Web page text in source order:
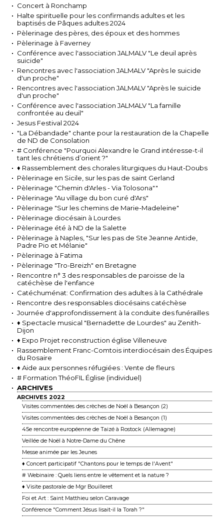
Concert à Ronchamp
Halte spirituelle pour les confirmands adultes et les
baptisés de Pâques adultes 2024
Pèlerinage des pères, des époux et des hommes
Pèlerinage à Faverney
Conférence avec l'association JALMALV "Le deuil après
suicide"
Rencontres avec l'association JALMALV "Après le suicide
d'un proche"
Rencontres avec l'association JALMALV "Après le suicide
d'un proche"
Conférence avec l'association JALMALV "La famille
confrontée au deuil"
Jesus Festival 2024
"La Débandade" chante pour la restauration de la Chapelle
de ND de Consolation
# Conférence "Pourquoi Alexandre le Grand intéresse-t-il
tant les chrétiens d’orient ?"
♦ Rassemblement des chorales liturgiques du Haut-Doubs
Pèlerinage en Sicile, sur les pas de saint Gerland
Pèlerinage "Chemin d'Arles - Via Tolosona""
Pèlerinage "Au village du bon curé d'Ars"
Pèlerinage "Sur les chemins de Marie-Madeleine"
Pèlerinage diocésain à Lourdes
Pèlerinage été à ND de la Salette
Pèlerinage à Naples, "Sur les pas de Ste Jeanne Antide,
Padre Pio et Mélanie"
Pèlerinage à Fatima
Pèlerinage "Tro-Breizh" en Bretagne
Rencontre n° 3 des responsables de paroisse de la
catéchèse de l'enfance
Catéchuménat: Confirmation des adultes à la Cathédrale
Rencontre des responsables diocésains catéchèse
Journée d'approfondissement à la conduite des funérailles
♦ Spectacle musical "Bernadette de Lourdes" au Zenith-
Dijon
♦ Expo Projet reconstruction église Villeneuve
Rassemblement Franc-Comtois interdiocésain des Équipes
du Rosaire
♦ Aide aux personnes réfugiées : Vente de fleurs
# Formation ThéoFIL Église (individuel)
ARCHIVES
ARCHIVES 2022
Visites commentées des crèches de Noël à Besançon (2)
Visites commentées des crèches de Noël à Besançon (1)
45e rencontre européenne de Taizé à Rostock (Allemagne)
Veillée de Noël à Notre-Dame du Chêne
Messe animée par les Jeunes
♦ Concert participatif "Chantons pour le temps de l'Avent"
# Webinaire : Quels liens entre le vêtement et la nature ?
♦ Visite pastorale de Mgr Bouilleret
Foi et Art : Saint Matthieu selon Caravage
Conférence "Comment Jésus lisait-il la Torah ?"